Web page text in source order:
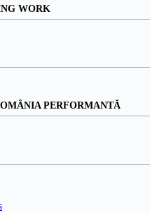
WORK
PERFORMANTĂ